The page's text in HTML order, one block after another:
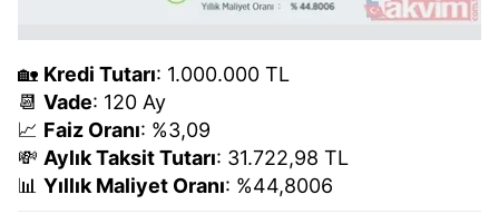
🏡 Kredi Tutarı: 1.000.000 TL
📆 Vade: 120 Ay
📈 Faiz Oranı: %3,09
💸 Aylık Taksit Tutarı: 31.722,98 TL
📊 Yıllık Maliyet Oranı: %44,8006